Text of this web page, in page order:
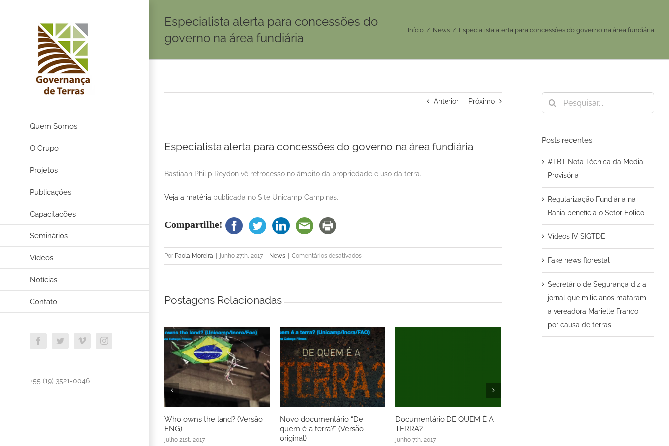
Quem Somos
O Grupo
Projetos
Publicações
Capacitações
Seminários
Vídeos
Notícias
Contato
FacebookTwitterVimeoInstagram
+55 (19) 3521-0046
Especialista alerta para concessões do
governo na área fundiária
Início / News / Especialista alerta para concessões do governo na área fundiária
Anterior Próximo
Especialista alerta para concessões do governo na área fundiária
Bastiaan Philip Reydon vê retrocesso no âmbito da propriedade e uso da terra.
Veja a matéria publicada no Site Unicamp Campinas.
Compartilhe!
Por Paola Moreira junho 27th, 2017 News Comentários desativadosem
Especialista
concessões
na
área
fundiária
Postagens Relacionadas
Who owns the land? (Versão
ENG)
julho 21st, 2017
Novo documentário “De
quem é a terra?” (Versão
original)
Documentário DE QUEM É A
TERRA?
junho 7th, 2017
Buscar
resultados
Posts recentes
#TBT Nota Técnica da Media
Provisória
Regularização Fundiária na
Bahia beneficia o Setor Eólico
Vídeos IV SIGTDE
Fake news florestal
Secretário de Segurança diz a
jornal que milicianos mataram
a vereadora Marielle Franco
por causa de terras